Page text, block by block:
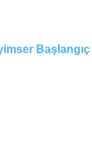
Başlangıç